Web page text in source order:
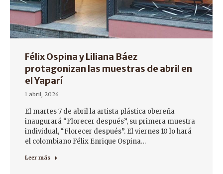
Félix Ospina y Liliana Báez
protagonizan las muestras de abril en
el Yaparí
1 abril, 2026
El martes 7 de abril la artista plástica obereña
inaugurará “Florecer después”, su primera muestra
individual, “Florecer después”. El viernes 10 lo hará
el colombiano Félix Enrique Ospina…
Leer más